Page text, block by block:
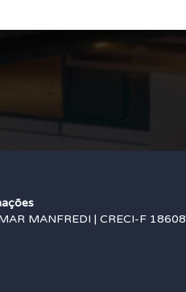
MANFREDI | CRECI-F 18608